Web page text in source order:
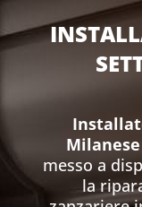
Milanese
messo a
la